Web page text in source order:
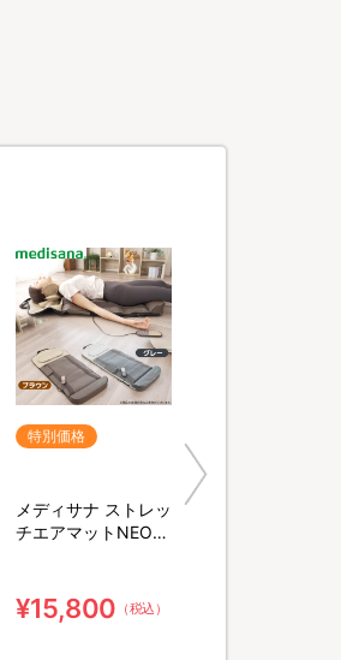
特別価格
メディサナ ストレッ
チエアマットNEO／
¥15,800 （税込）